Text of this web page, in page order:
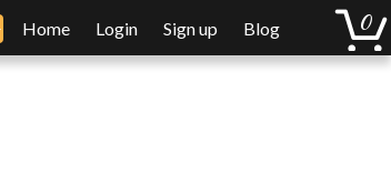
Home Login Sign up Blog